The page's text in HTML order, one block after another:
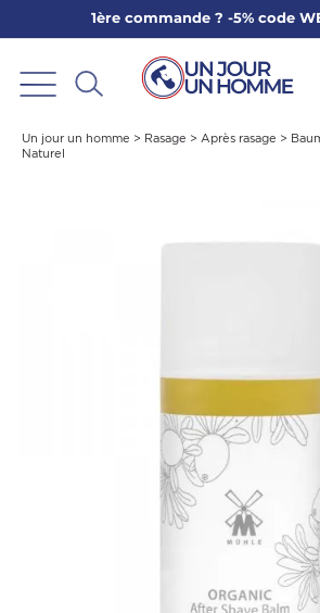
1ère commande ? -5% code
Un jour un homme > Rasage > Après rasage >
Naturel